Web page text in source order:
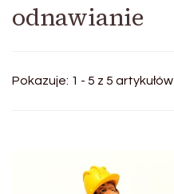
odnawianie
Pokazuje: 1 - 5 z 5 artykułów